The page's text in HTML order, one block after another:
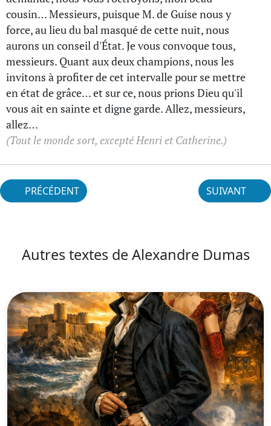
cousin… Messieurs, puisque M. de Guise nous y
force, au lieu du bal masqué de cette nuit, nous
aurons un conseil d'État. Je vous convoque tous,
messieurs. Quant aux deux champions, nous les
invitons à profiter de cet intervalle pour se mettre
en état de grâce… et sur ce, nous prions Dieu qu'il
vous ait en sainte et digne garde. Allez, messieurs,
allez…
(Tout le monde sort, excepté Henri et Catherine.)
PRÉCÉDENT SUIVANT
Autres textes de Alexandre Dumas